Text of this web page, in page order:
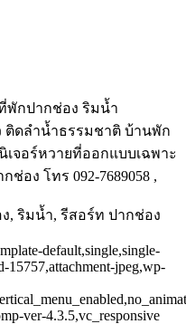
พักปากช่อง ริมน้ำ
ดลำน้ำธรรมชาติ บ้านพัก
จอร์หวายที่ออกแบบเฉพาะ
ช่อง โทร 092-7689058 ,
, ริมน้ำ, รีสอร์ท ปากช่อง
default,single,single-
15757,attachment-jpeg,wp-
ver-4.3.5,vc_responsive